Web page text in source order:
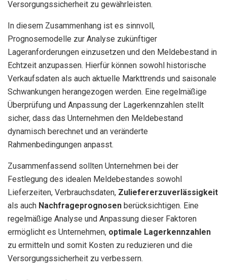
Versorgungssicherheit zu gewährleisten.
In diesem Zusammenhang ist es sinnvoll,
Prognosemodelle zur Analyse zukünftiger
Lageranforderungen einzusetzen und den Meldebestand in
Echtzeit anzupassen. Hierfür können sowohl historische
Verkaufsdaten als auch aktuelle Markttrends und saisonale
Schwankungen herangezogen werden. Eine regelmäßige
Überprüfung und Anpassung der Lagerkennzahlen stellt
sicher, dass das Unternehmen den Meldebestand
dynamisch berechnet und an veränderte
Rahmenbedingungen anpasst.
Zusammenfassend sollten Unternehmen bei der
Festlegung des idealen Meldebestandes sowohl
Lieferzeiten, Verbrauchsdaten, Zuliefererzuverlässigkeit
als auch Nachfrageprognosen berücksichtigen. Eine
regelmäßige Analyse und Anpassung dieser Faktoren
ermöglicht es Unternehmen, optimale Lagerkennzahlen
zu ermitteln und somit Kosten zu reduzieren und die
Versorgungssicherheit zu verbessern.